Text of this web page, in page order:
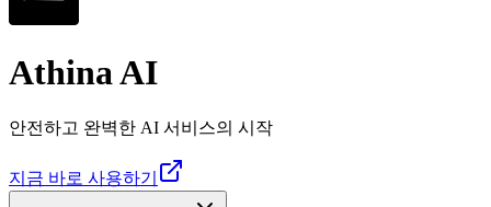
Athina AI
안전하고 완벽한 AI 서비스의 시작
지금 바로 사용하기